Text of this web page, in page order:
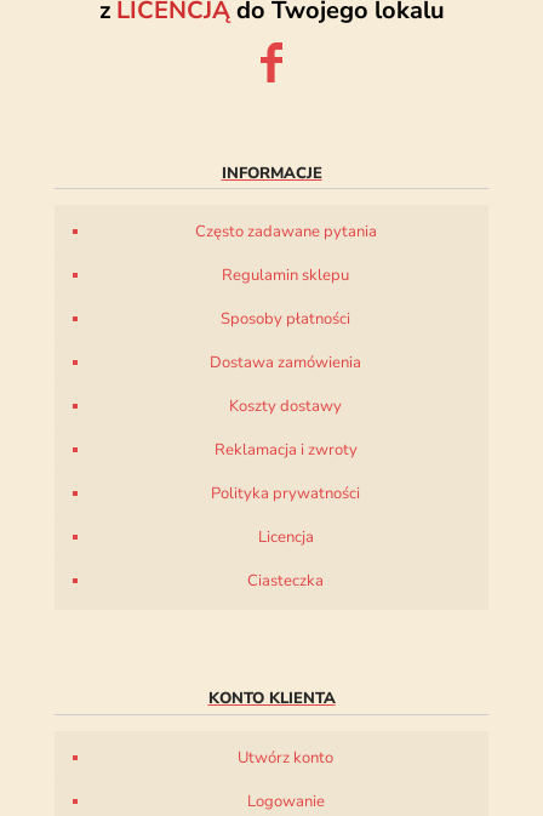
z LICENCJĄdo Twojego lokalu
INFORMACJE
Często zadawane pytania
Regulamin sklepu
Sposoby płatności
Dostawa zamówienia
Koszty dostawy
Reklamacja i zwroty
Polityka prywatności
Licencja
Ciasteczka
KONTO KLIENTA
Utwórz konto
Logowanie